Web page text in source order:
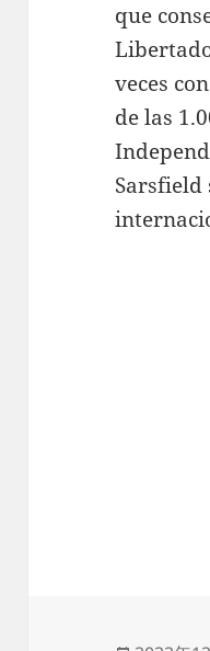
que
veces
de las
Sarsfield